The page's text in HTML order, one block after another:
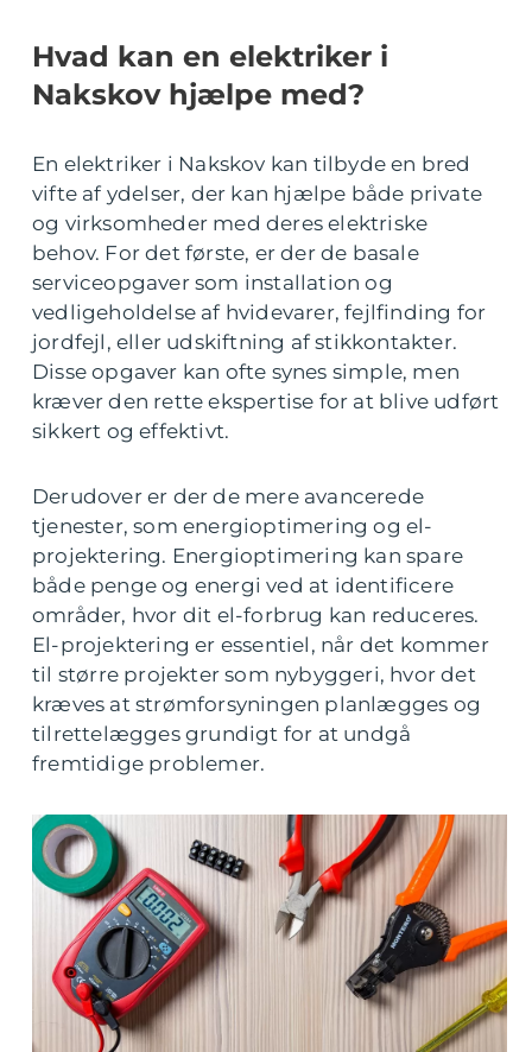
Hvad kan en elektriker i
Nakskov hjælpe med?
En elektriker i Nakskov kan tilbyde en bred
vifte af ydelser, der kan hjælpe både private
og virksomheder med deres elektriske
behov. For det første, er der de basale
serviceopgaver som installation og
vedligeholdelse af hvidevarer, fejlfinding for
jordfejl, eller udskiftning af stikkontakter.
Disse opgaver kan ofte synes simple, men
kræver den rette ekspertise for at blive udført
sikkert og effektivt.
Derudover er der de mere avancerede
tjenester, som energioptimering og el-
projektering. Energioptimering kan spare
både penge og energi ved at identificere
områder, hvor dit el-forbrug kan reduceres.
El-projektering er essentiel, når det kommer
til større projekter som nybyggeri, hvor det
kræves at strømforsyningen planlægges og
tilrettelægges grundigt for at undgå
fremtidige problemer.